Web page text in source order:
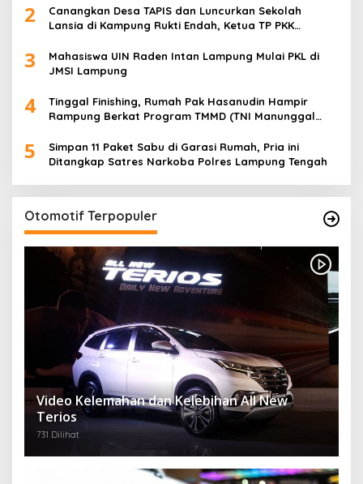
2
Canangkan Desa TAPIS dan Luncurkan Sekolah
Lansia di Kampung Rukti Endah, Ketua TP PKK
Desa
3
Mahasiswa UIN Raden Intan Lampung Mulai PKL di
JMSI Lampung
4
Tinggal Finishing, Rumah Pak Hasanudin Hampir
Rampung Berkat Program TMMD (TNI Manunggal
5
Simpan 11 Paket Sabu di Garasi Rumah, Pria ini
Ditangkap Satres Narkoba Polres Lampung Tengah
Otomotif Terpopuler
Video Kelemahan dan Kelebihan All New
Terios
731 Dilihat